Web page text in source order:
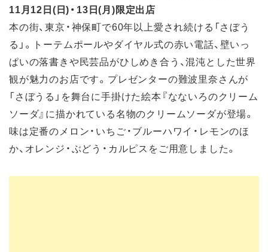
11月12日(日)・13日(月)限定出店
本の街、東京・神保町で60年以上愛され続ける「さぼう
る」。トーテムポールやダイヤル式の赤い電話、壁いっ
ぱいの落書きや民芸品がひしめき合う、混沌とした世界
観が魅力のお店です。プレゼンターの難波里奈さんが
「さぼうる」を舞台に手掛けた絵本『なないろのクリーム
ソーダ』に描かれている名物のクリームソーダが登場。
味は定番のメロン・いちご・ブルーハワイ・レモンのほ
か、オレンジ・ぶどう・カルピスをご用意しました。